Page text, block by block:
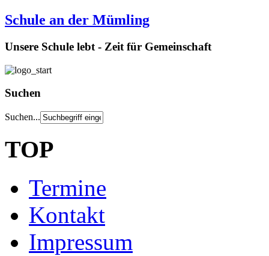
Schule an der Mümling
Unsere Schule lebt - Zeit für Gemeinschaft
Suchen
Suchen...
TOP
Termine
Kontakt
Impressum